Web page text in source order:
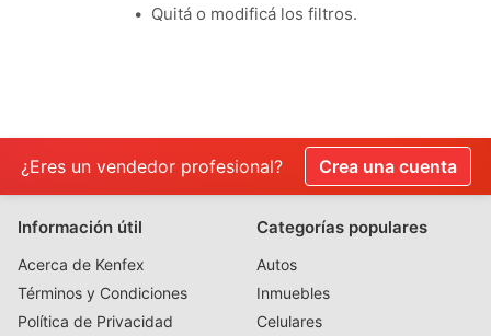
Quitá o modificá los filtros.
¿Eres un vendedor profesional? Crea una cuenta
Información útil
Acerca de Kenfex
Términos y Condiciones
Política de Privacidad
Categorías populares
Autos
Inmuebles
Celulares